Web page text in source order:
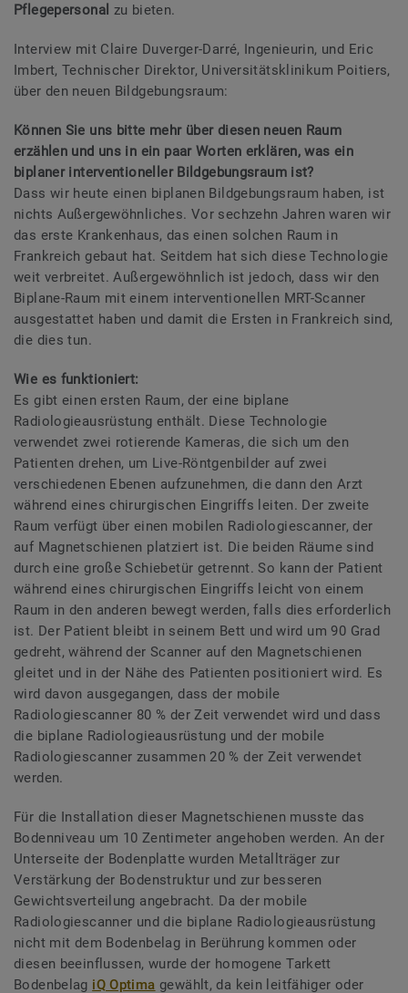
Pflegepersonal zu bieten.
Interview mit Claire Duverger-Darré, Ingenieurin, und Eric
Imbert, Technischer Direktor, Universitätsklinikum Poitiers,
über den neuen Bildgebungsraum:
Können Sie uns bitte mehr über diesen neuen Raum
erzählen und uns in ein paar Worten erklären, was ein
biplaner interventioneller Bildgebungsraum ist?
Dass wir heute einen biplanen Bildgebungsraum haben, ist
nichts Außergewöhnliches. Vor sechzehn Jahren waren wir
das erste Krankenhaus, das einen solchen Raum in
Frankreich gebaut hat. Seitdem hat sich diese Technologie
weit verbreitet. Außergewöhnlich ist jedoch, dass wir den
Biplane-Raum mit einem interventionellen MRT-Scanner
ausgestattet haben und damit die Ersten in Frankreich sind,
die dies tun.
Wie es funktioniert:
Es gibt einen ersten Raum, der eine biplane
Radiologieausrüstung enthält. Diese Technologie
verwendet zwei rotierende Kameras, die sich um den
Patienten drehen, um Live-Röntgenbilder auf zwei
verschiedenen Ebenen aufzunehmen, die dann den Arzt
während eines chirurgischen Eingriffs leiten. Der zweite
Raum verfügt über einen mobilen Radiologiescanner, der
auf Magnetschienen platziert ist. Die beiden Räume sind
durch eine große Schiebetür getrennt. So kann der Patient
während eines chirurgischen Eingriffs leicht von einem
Raum in den anderen bewegt werden, falls dies erforderlich
ist. Der Patient bleibt in seinem Bett und wird um 90 Grad
gedreht, während der Scanner auf den Magnetschienen
gleitet und in der Nähe des Patienten positioniert wird. Es
wird davon ausgegangen, dass der mobile
Radiologiescanner 80 % der Zeit verwendet wird und dass
die biplane Radiologieausrüstung und der mobile
Radiologiescanner zusammen 20 % der Zeit verwendet
werden.
Für die Installation dieser Magnetschienen musste das
Bodenniveau um 10 Zentimeter angehoben werden. An der
Unterseite der Bodenplatte wurden Metallträger zur
Verstärkung der Bodenstruktur und zur besseren
Gewichtsverteilung angebracht. Da der mobile
Radiologiescanner und die biplane Radiologieausrüstung
nicht mit dem Bodenbelag in Berührung kommen oder
diesen beeinflussen, wurde der homogene Tarkett
Bodenbelag iQ Optima gewählt, da kein leitfähiger oder